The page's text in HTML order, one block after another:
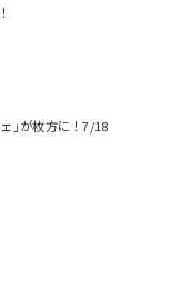
｣が枚方に！7/18